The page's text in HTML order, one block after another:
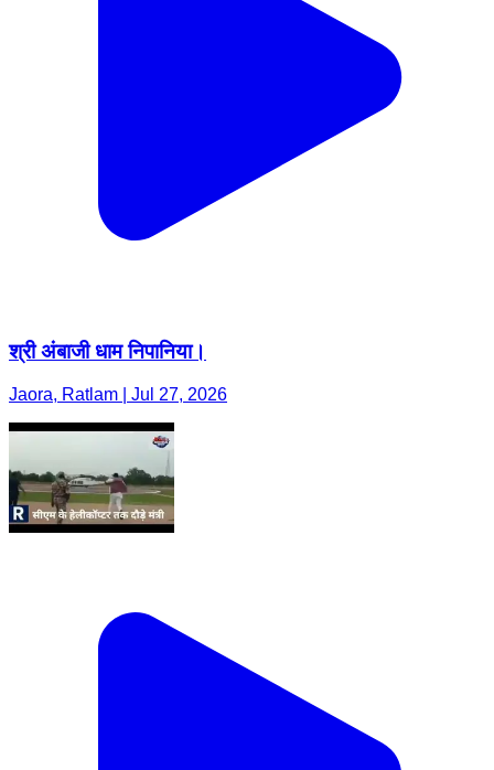
श्री अंबाजी धाम निपानिया।
Jaora, Ratlam | Jul 27, 2026